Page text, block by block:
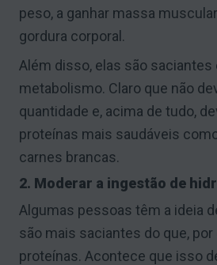
peso, a ganhar massa
gordura corporal.
Além disso, elas são saciantes
metabolismo. Claro que não
quantidade e, acima de tudo,
proteínas mais saudáveis
carnes brancas.
2. Moderar a ingestão de
Algumas pessoas têm a ideia
são mais saciantes do que, por
proteínas. Acontece que isso